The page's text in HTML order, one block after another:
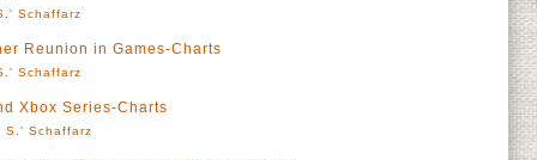
Schaffarz
Reunion in Games-Charts
Schaffarz
Xbox Series-Charts
S.' Schaffarz